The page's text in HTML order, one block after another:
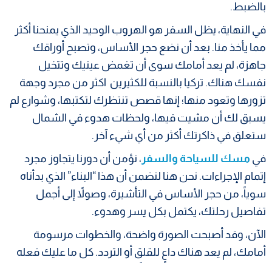
بالضبط.
في النهاية، يظل السفر هو الهروب الوحيد الذي يمنحنا أكثر
مما يأخذ منا. بعد أن نضع حجر الأساس، وتصبح أوراقك
جاهزة، لم يعد أمامك سوى أن تغمض عينيك وتتخيل
نفسك هناك. تركيا بالنسبة للكثيرين اكثر من مجرد وجهة
تزورها وتعود منها؛ إنها قصص تنتظرك لتكتبها، وشوارع لم
يسبق لك أن مشيت فيها، ولحظات هدوء في الشمال
ستعلق في ذاكرتك أكثر من أي شيء آخر.
في مسك للسياحة والسفر ، نؤمن أن دورنا يتجاوز مجرد
إتمام الإجراءات. نحن هنا لنضمن أن هذا “البناء” الذي بدأناه
سوياً، من حجر الأساس في التأشيرة، وصولاً إلى أجمل
تفاصيل رحلتك، يكتمل بكل يسر وهدوء.
الآن، وقد أصبحت الصورة واضحة، والخطوات مرسومة
أمامك، لم يعد هناك داعٍ للقلق أو التردد. كل ما عليك فعله